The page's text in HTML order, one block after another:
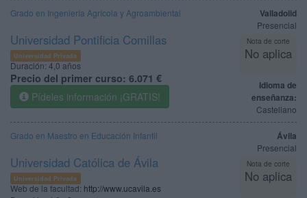
Valladolid
Presencial
Nota de corte
No aplica
Idioma de
enseñanza:
Castellano
Grado en Ingeniería Agrícola y Agroambiental
Universidad Pontificia Comillas
Universidad Privada
Duración:4,0 años
Precio del primer curso: 6.071 €
Pídeles información ¡GRATIS!
Ávila
Presencial
Nota de corte
No aplica
Grado en Maestro en Educación Infantil
Universidad Católica de Ávila
Universidad Privada
Web de la facultad: http://www.ucavila.es